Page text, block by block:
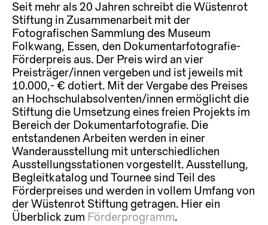
Seit mehr als 20 Jahren schreibt die Wüstenrot
Stiftung in Zusammenarbeit mit der
Fotografischen Sammlung des Museum
Folkwang, Essen, den Dokumentarfotografie-
Förderpreis aus. Der Preis wird an vier
Preisträger/innen vergeben und ist jeweils mit
10.000,- € dotiert. Mit der Vergabe des Preises
an Hochschulabsolventen/innen ermöglicht die
Stiftung die Umsetzung eines freien Projekts im
Bereich der Dokumentarfotografie. Die
entstandenen Arbeiten werden in einer
Wanderausstellung mit unterschiedlichen
Ausstellungsstationen vorgestellt. Ausstellung,
Begleitkatalog und Tournee sind Teil des
Förderpreises und werden in vollem Umfang von
der Wüstenrot Stiftung getragen. Hier ein
Überblick zum Förderprogramm.